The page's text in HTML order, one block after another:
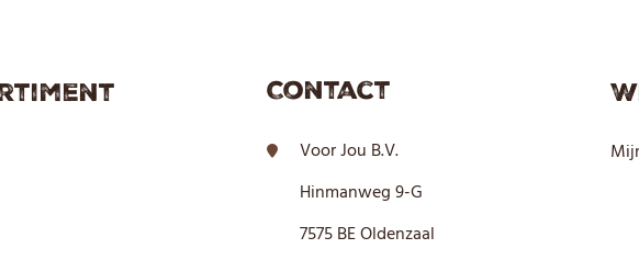
Contact
Voor Jou B.V.
Hinmanweg 9-G
7575 BE Oldenzaal